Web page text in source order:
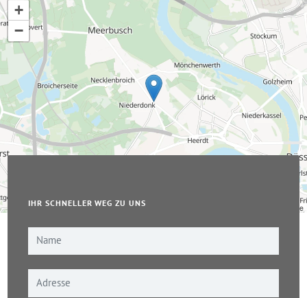
+
−
© OpenStreetMap-Mitwirkende
IHR SCHNELLER WEG ZU UNS